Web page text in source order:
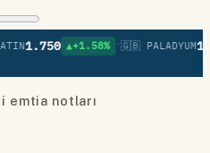
1.750 ▲+1.58% •🇬🇧 PALADYUM
emtia notları